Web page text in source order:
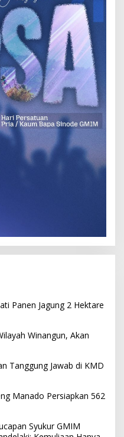
Panen Jagung 2 Hektare
Winangun, Akan
Tanggung Jawab di KMD
Manado Persiapkan 562
Syukur GMIM